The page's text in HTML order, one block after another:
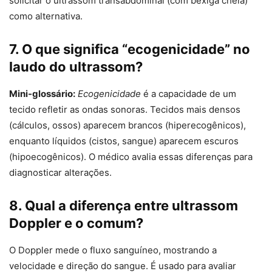
como alternativa.
7. O que significa “ecogenicidade” no
laudo do ultrassom?
Mini-glossário: Ecogenicidade é a capacidade de um
tecido refletir as ondas sonoras. Tecidos mais densos
(cálculos, ossos) aparecem brancos (hiperecogênicos),
enquanto líquidos (cistos, sangue) aparecem escuros
(hipoecogênicos). O médico avalia essas diferenças para
diagnosticar alterações.
8. Qual a diferença entre ultrassom
Doppler e o comum?
O Doppler mede o fluxo sanguíneo, mostrando a
velocidade e direção do sangue. É usado para avaliar